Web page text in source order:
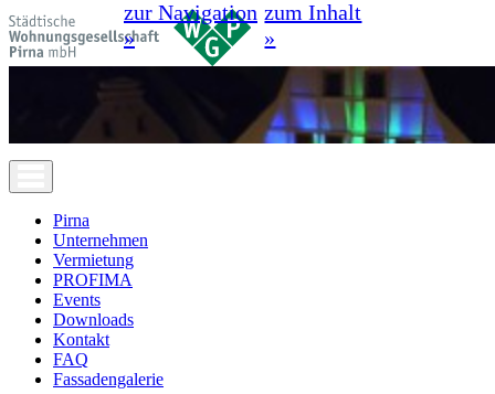
zur Navigation
»
zum Inhalt
»
Pirna
Unternehmen
Vermietung
PROFIMA
Events
Downloads
Kontakt
FAQ
Fassadengalerie